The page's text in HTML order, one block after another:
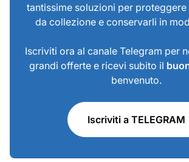
tantissime soluzioni per
da collezione e conservarli in
Iscriviti ora al canale Telegram per
grandi offerte e ricevi subito il
benvenuto.
Iscriviti a TELEGRAM